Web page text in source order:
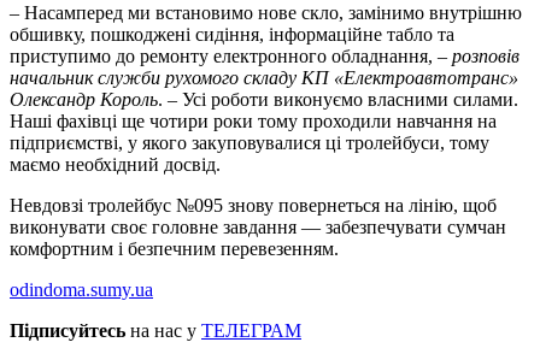
– Насамперед ми встановимо нове скло, замінимо внутрішню
обшивку, пошкоджені сидіння, інформаційне табло та
приступимо до ремонту електронного обладнання, – розповів
начальник служби рухомого складу КП «Електроавтотранс»
Олександр Король. – Усі роботи виконуємо власними силами.
Наші фахівці ще чотири роки тому проходили навчання на
підприємстві, у якого закуповувалися ці тролейбуси, тому
маємо необхідний досвід.
Невдовзі тролейбус №095 знову повернеться на лінію, щоб
виконувати своє головне завдання — забезпечувати сумчан
комфортним і безпечним перевезенням.
odindoma.sumy.ua
Підписуйтесь на нас у ТЕЛЕГРАМ